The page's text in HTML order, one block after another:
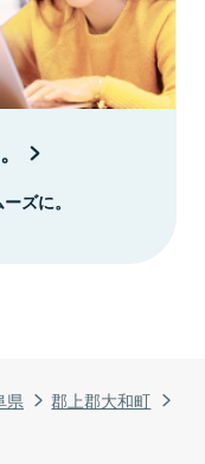
県
郡上郡大和町
ズに。